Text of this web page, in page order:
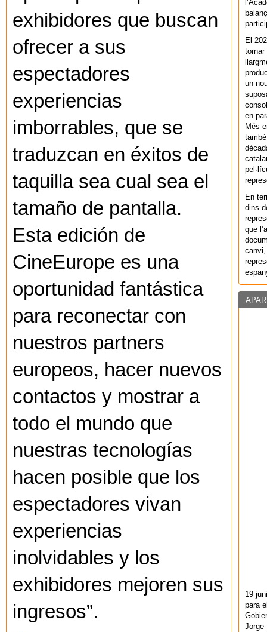
exhibidores que buscan
ofrecer a sus
espectadores
experiencias
imborrables, que se
traduzcan en éxitos de
taquilla sea cual sea el
tamaño de pantalla.
Esta edición de
CineEurope es una
oportunidad fantástica
para reconectar con
nuestros partners
europeos, hacer nuevos
contactos y mostrar a
todo el mundo que
nuestras tecnologías
hacen posible que los
espectadores vivan
experiencias
inolvidables y los
exhibidores mejoren sus
ingresos”.
El
un
en
Més
En
dins
que
canvi,
19
para
Jorge